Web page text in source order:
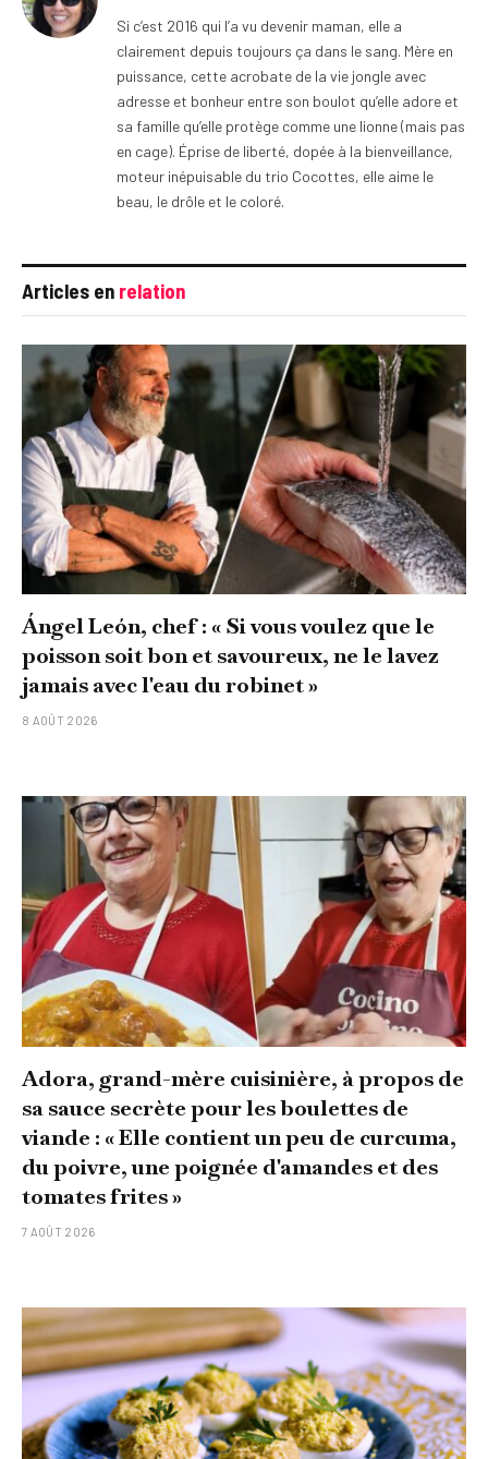
Si c’est 2016 qui l’a vu devenir maman, elle a
clairement depuis toujours ça dans le sang. Mère en
puissance, cette acrobate de la vie jongle avec
adresse et bonheur entre son boulot qu’elle adore et
sa famille qu’elle protège comme une lionne (mais pas
en cage). Éprise de liberté, dopée à la bienveillance,
moteur inépuisable du trio Cocottes, elle aime le
beau, le drôle et le coloré.
Articles en relation
Ángel León, chef : « Si vous voulez que le
poisson soit bon et savoureux, ne le lavez
jamais avec l'eau du robinet »
8 AOÛT 2026
Adora, grand-mère cuisinière, à propos de
sa sauce secrète pour les boulettes de
viande : « Elle contient un peu de curcuma,
du poivre, une poignée d'amandes et des
tomates frites »
7 AOÛT 2026